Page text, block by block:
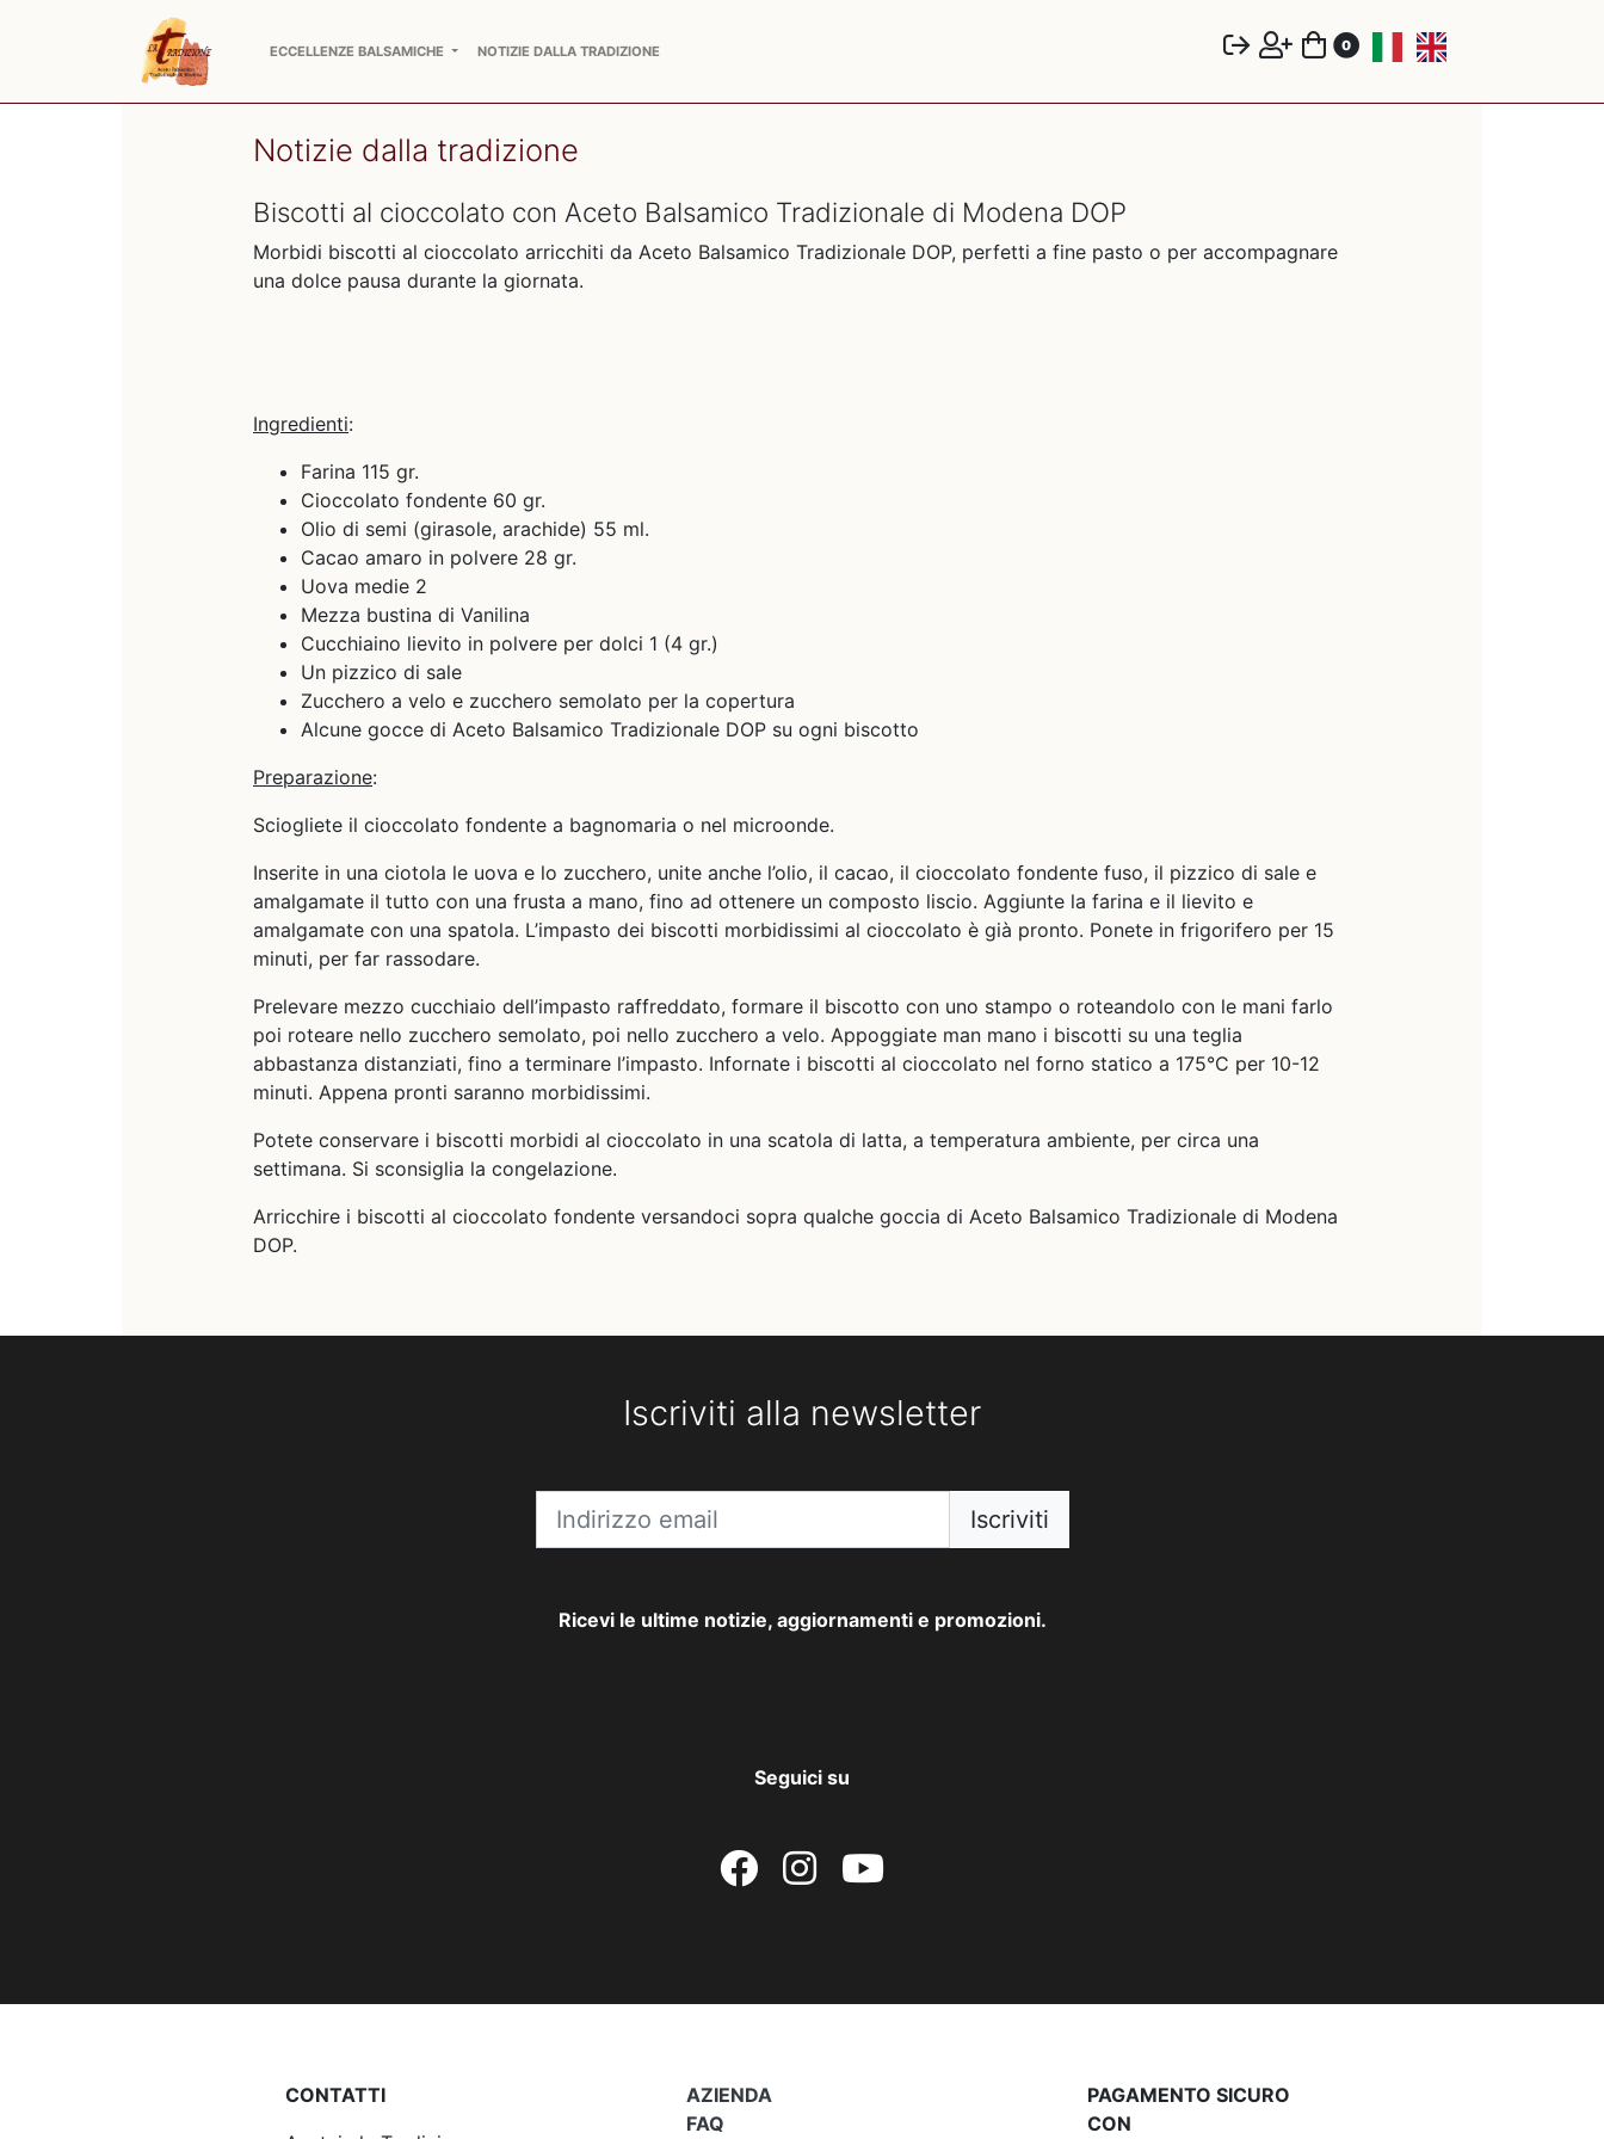
0
ECCELLENZE BALSAMICHE NOTIZIE DALLA TRADIZIONE
Notizie dalla tradizione
Biscotti al cioccolato con Aceto Balsamico Tradizionale di Modena DOP
Morbidi biscotti al cioccolato arricchiti da Aceto Balsamico Tradizionale DOP, perfetti a fine pasto o per accompagnare
una dolce pausa durante la giornata.
Ingredienti:
Farina 115 gr.
Cioccolato fondente 60 gr.
Olio di semi (girasole, arachide) 55 ml.
Cacao amaro in polvere 28 gr.
Uova medie 2
Mezza bustina di Vanilina
Cucchiaino lievito in polvere per dolci 1 (4 gr.)
Un pizzico di sale
Zucchero a velo e zucchero semolato per la copertura
Alcune gocce di Aceto Balsamico Tradizionale DOP su ogni biscotto
Preparazione:
Sciogliete il cioccolato fondente a bagnomaria o nel microonde.
Inserite in una ciotola le uova e lo zucchero, unite anche l’olio, il cacao, il cioccolato fondente fuso, il pizzico di sale e
amalgamate il tutto con una frusta a mano, fino ad ottenere un composto liscio. Aggiunte la farina e il lievito e
amalgamate con una spatola. L’impasto dei biscotti morbidissimi al cioccolato è già pronto. Ponete in frigorifero per 15
minuti, per far rassodare.
Prelevare mezzo cucchiaio dell’impasto raffreddato, formare il biscotto con uno stampo o roteandolo con le mani farlo
poi roteare nello zucchero semolato, poi nello zucchero a velo. Appoggiate man mano i biscotti su una teglia
abbastanza distanziati, fino a terminare l’impasto. Infornate i biscotti al cioccolato nel forno statico a 175°C per 10-12
minuti. Appena pronti saranno morbidissimi.
Potete conservare i biscotti morbidi al cioccolato in una scatola di latta, a temperatura ambiente, per circa una
settimana. Si sconsiglia la congelazione.
Arricchire i biscotti al cioccolato fondente versandoci sopra qualche goccia di Aceto Balsamico Tradizionale di Modena
DOP.
Iscriviti alla newsletter
Iscriviti
Ricevi le ultime notizie, aggiornamenti e promozioni.
Seguici su
CONTATTI
AZIENDA
FAQ
PAGAMENTO SICURO
CON